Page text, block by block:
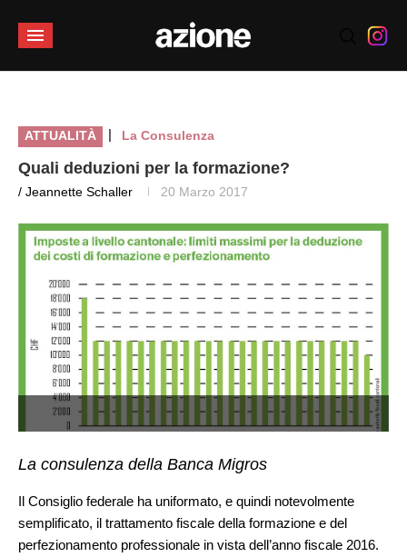
ATTUALITÀ | La Consulenza
Quali deduzioni per la formazione?
/ Jeannette Schaller 20 Marzo 2017
La consulenza della Banca Migros
Il Consiglio federale ha uniformato, e quindi notevolmente
semplificato, il trattamento fiscale della formazione e del
perfezionamento professionale in vista dell’anno fiscale 2016.